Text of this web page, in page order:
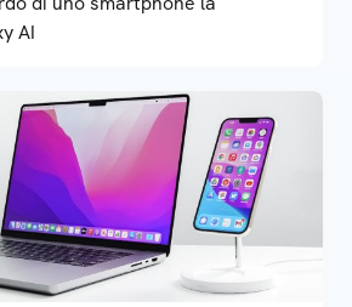
AI